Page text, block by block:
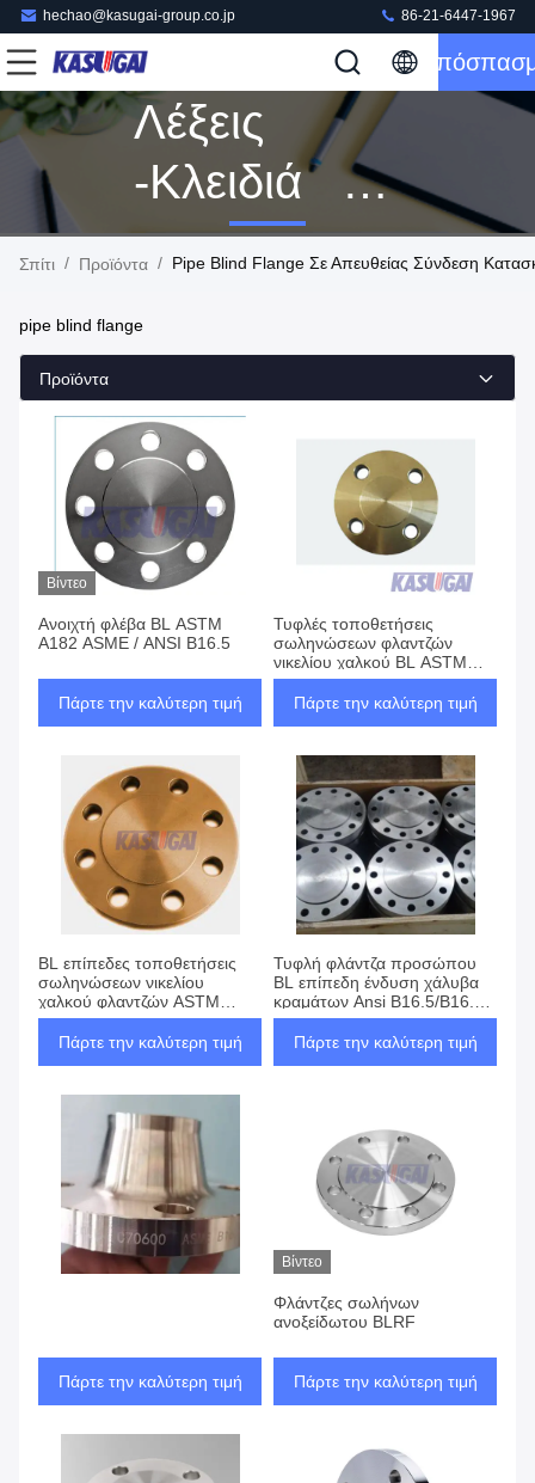
hechao@kasugai-group.co.jp 86-21-6447-1967
Λέξεις
-κλειδιά [
Pipe Blind
Αντιστοιχία
32 Προϊόντα
Σπίτι / Προϊόντα / Pipe Blind Flange Σε Απευθείας Σύνδεση
pipe blind flange
Προϊόντα
Βίντεο
Ανοιχτή φλέβα BL ASTM
A182 ASME / ANSI B16.5
Πάρτε την καλύτερη τιμή
Τυφλές τοποθετήσεις
σωληνώσεων φλαντζών
νικελίου χαλκού BL ASTM
B151 C70600 ελατές
Πάρτε την καλύτερη τιμή
BL επίπεδες τοποθετήσεις
σωληνώσεων νικελίου
χαλκού φλαντζών ASTM
B151 C71500 προσώπου
τυφλές
Πάρτε την καλύτερη τιμή
Τυφλή φλάντζα προσώπου
BL επίπεδη ένδυση χάλυβα
κραμάτων Ansi B16.5/B16.47
24 ίντσας - ανθεκτική
Πάρτε την καλύτερη τιμή
Πάρτε την καλύτερη τιμή
Βίντεο
Φλάντζες σωλήνων
ανοξείδωτου BLRF
Πάρτε την καλύτερη τιμή